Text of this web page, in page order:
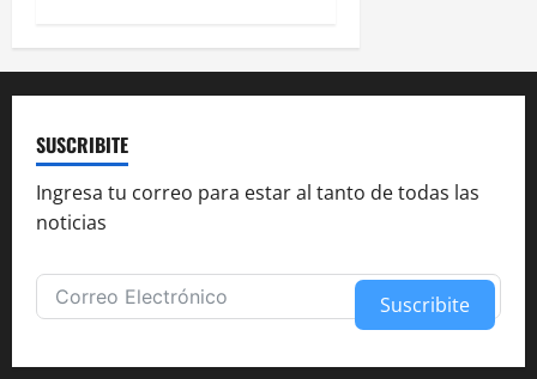
SUSCRIBITE
Ingresa tu correo para estar al tanto de todas las
noticias
Suscribite